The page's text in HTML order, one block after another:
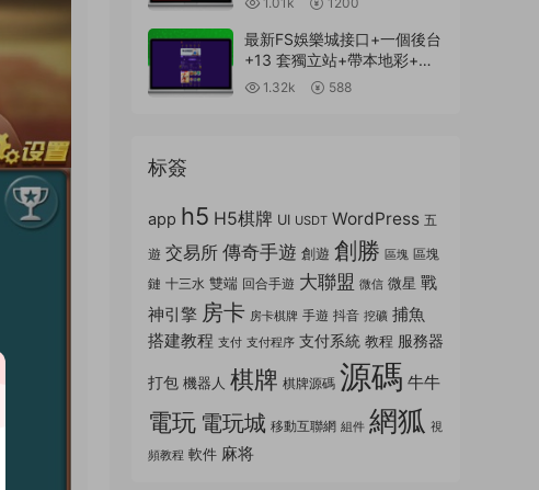
控+帶彩池持倉/完美運行
最新FS娛樂城接口+一個後台
+13 套獨立站+帶本地彩+一
鍵搭建腳本
1.32k 588
标簽
app h5 H5棋牌 UI USDT WordPress 五
遊 交易所 傳奇手遊 創遊 創勝 區塊 區塊
鏈 十三水 雙端 回合手遊 大聯盟 微信 微星 戰
神引擎 房卡 房卡棋牌 手遊 抖音 挖礦 捕魚
搭建教程 支付 支付程序 支付系統 教程 服務器
打包 機器人 棋牌 棋牌源碼 源碼 牛牛
電玩 電玩城 移動互聯網 組件 網狐 視
頻教程 軟件 麻将